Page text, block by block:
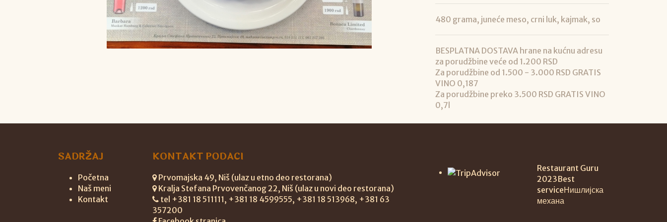
480 grama, juneće meso, crni luk, kajmak, so
BESPLATNA DOSTAVA hrane na kućnu adresu
za porudžbine veće od 1.200 RSD
Za porudžbine od 1.500 - 3.000 RSD GRATIS
VINO 0,187
Za porudžbine preko 3.500 RSD GRATIS VINO
0,7l
SADRŽAJ
Početna
Naš meni
Kontakt
KONTAKT PODACI
Prvomajska 49, Niš (ulaz u etno deo restorana)
Kralja Stefana Prvovenčanog 22, Niš (ulaz u novi deo restorana)
tel +381 18 511111, +381 18 4599555, +381 18 513968, +381 63
357200
Restaurant Guru
2023Best
serviceНишлијска
механа